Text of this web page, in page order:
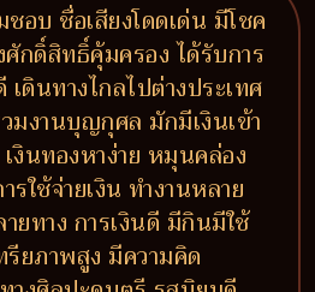
อบ ชื่อเสียงโดดเด่น มีโชค
กดิ์สิทธิ์คุ้มครอง ได้รับการ
ดินทางไกลไปต่างประเทศ
มงานบุญกุศล มักมีเงินเข้า
งินทองหาง่าย หมุนคล่อง
รใช้จ่ายเงิน ทำงานหลาย
ยทาง การเงินดี มีกินมีใช้
ยภาพสูง มีความคิด